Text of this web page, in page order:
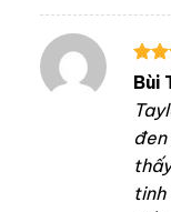
sao
Bùi
đen
tinh